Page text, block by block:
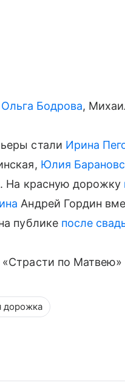
Ольга Бодрова,
стали Ирина
Юлия
На красную дорожку
Андрей Гордин
публике после
по Матвею»
дорожка